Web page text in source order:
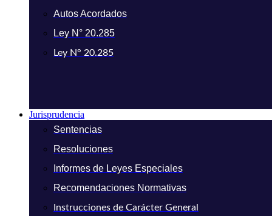
Autos Acordados
Ley N° 20.285
Ley N° 20.285
Jurisprudencia
Sentencias
Resoluciones
Informes de Leyes Especiales
Recomendaciones Normativas
Instrucciones de Carácter General